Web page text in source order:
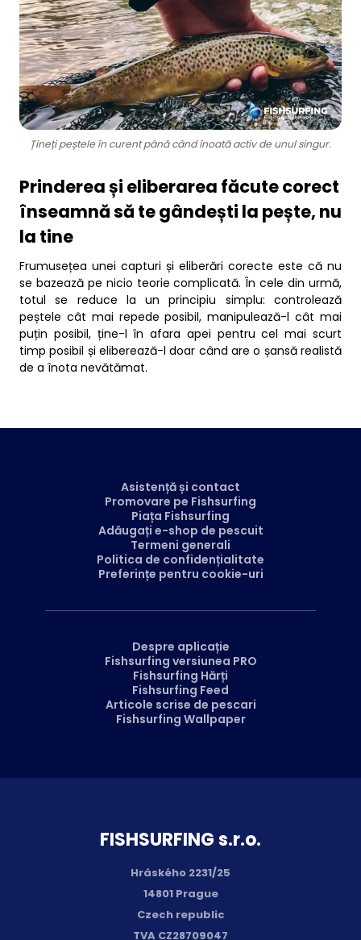
Țineți peștele în curent până când înoată activ de unul singur.
Prinderea și eliberarea făcute corect
înseamnă să te gândești la pește, nu
la tine
Frumusețea unei capturi și eliberări corecte este că nu
se bazează pe nicio teorie complicată. În cele din urmă,
totul se reduce la un principiu simplu: controlează
peștele cât mai repede posibil, manipulează-l cât mai
puțin posibil, ține-l în afara apei pentru cel mai scurt
timp posibil și eliberează-l doar când are o șansă realistă
de a înota nevătămat.
FISH­SURFING s.r.o.
Hráského 2231/25
14801 Prague
Czech republic
TVA CZ28709047
Asistență și contact
Promovare pe Fishsurfing
Piața Fishsurfing
Adăugați e-shop de pescuit
Termeni generali
Politica de confidențialitate
Preferințe pentru cookie-uri
Despre aplicație
Fishsurfing versiunea PRO
Fishsurfing Hărți
Fishsurfing Feed
Articole scrise de pescari
Fishsurfing Wallpaper